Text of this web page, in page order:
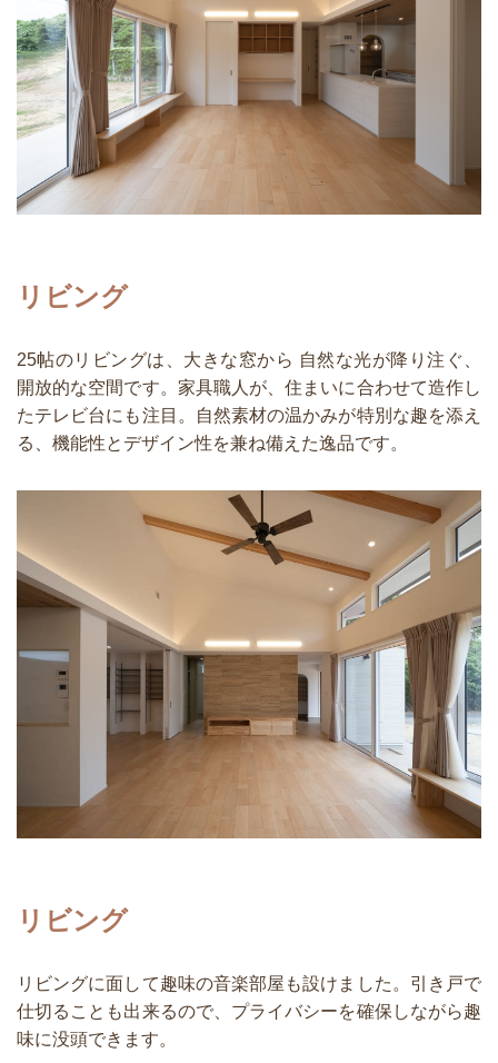
リビング
25帖のリビングは、大きな窓から 自然な光が降り注ぐ、
開放的な空間です。家具職人が、住まいに合わせて造作し
たテレビ台にも注目。自然素材の温かみが特別な趣を添え
る、機能性とデザイン性を兼ね備えた逸品です。
リビング
リビングに面して趣味の音楽部屋も設けました。引き戸で
仕切ることも出来るので、プライバシーを確保しながら趣
味に没頭できます。